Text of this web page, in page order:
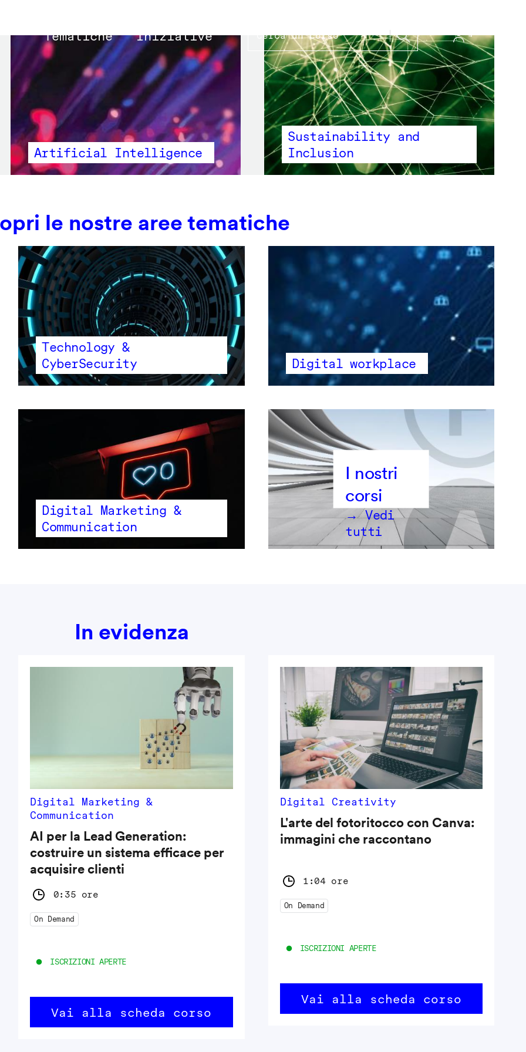
Main
navigation
Tematiche Iniziative
Artificial Intelligence
Sustainability and
Inclusion
le nostre aree tematiche
Technology &
CyberSecurity
Digital workplace
Digital Marketing &
Communication
→ Vedi
tutti
In evidenza
Digital Marketing &
Communication
AI per la Lead Generation:
costruire un sistema efficace per
acquisire clienti
0:35 ore
On Demand
ISCRIZIONI APERTE
Vai alla scheda corso
Digital Creativity
L'arte del fotoritocco con Canva:
immagini che raccontano
1:04 ore
On Demand
ISCRIZIONI APERTE
Vai alla scheda corso